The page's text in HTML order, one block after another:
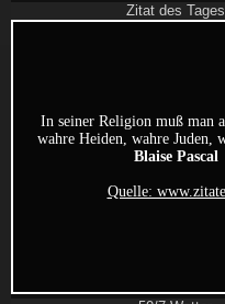
Zitat des Tages